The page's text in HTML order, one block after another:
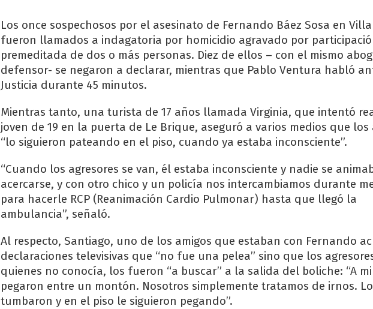
Los once sospechosos por el asesinato de Fernando Báez Sosa en
fueron llamados a indagatoria por homicidio agravado por
premeditada de dos o más personas. Diez de ellos – con el mismo
defensor- se negaron a declarar, mientras que Pablo Ventura habló
Justicia durante 45 minutos.
Mientras tanto, una turista de 17 años llamada Virginia, que intentó
joven de 19 en la puerta de Le Brique, aseguró a varios medios que los
“lo siguieron pateando en el piso, cuando ya estaba inconsciente”.
“Cuando los agresores se van, él estaba inconsciente y nadie se
acercarse, y con otro chico y un policía nos intercambiamos durante
para hacerle RCP (Reanimación Cardio Pulmonar) hasta que llegó la
ambulancia”, señaló.
Al respecto, Santiago, uno de los amigos que estaban con Fernando
declaraciones televisivas que “no fue una pelea” sino que los
quienes no conocía, los fueron “a buscar” a la salida del boliche: “A
pegaron entre un montón. Nosotros simplemente tratamos de irnos. Lo
tumbaron y en el piso le siguieron pegando”.